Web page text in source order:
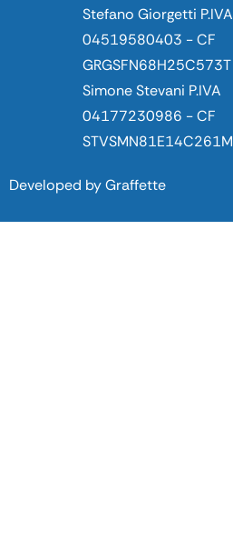
Stefano Giorgetti P.IVA
04519580403 - CF
GRGSFN68H25C573T
Simone Stevani P.IVA
04177230986 - CF
STVSMN81E14C261M
Developed byGraffette